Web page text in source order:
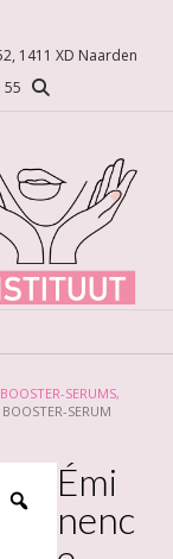
1411 XD Naarden
55
SERUMS,
SERUM
Émi
nenc